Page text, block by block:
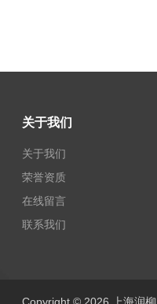
关于我们
关于我们
荣誉资质
在线留言
联系我们